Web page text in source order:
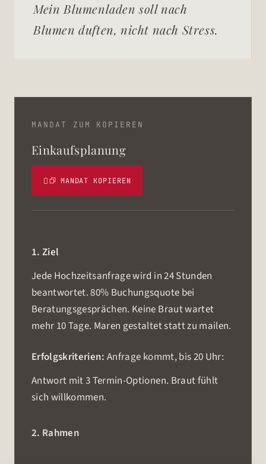
Mein Blumenladen soll nach
Blumen duften, nicht nach Stress.
MANDAT ZUM KOPIEREN
Einkaufsplanung
 MANDAT KOPIEREN
1. Ziel
Jede Hochzeitsanfrage wird in 24 Stunden
beantwortet. 80% Buchungsquote bei
Beratungsgesprächen. Keine Braut wartet
mehr 10 Tage. Maren gestaltet statt zu mailen.
Erfolgskriterien: Anfrage kommt, bis 20 Uhr:
Antwort mit 3 Termin-Optionen. Braut fühlt
sich willkommen.
2. Rahmen